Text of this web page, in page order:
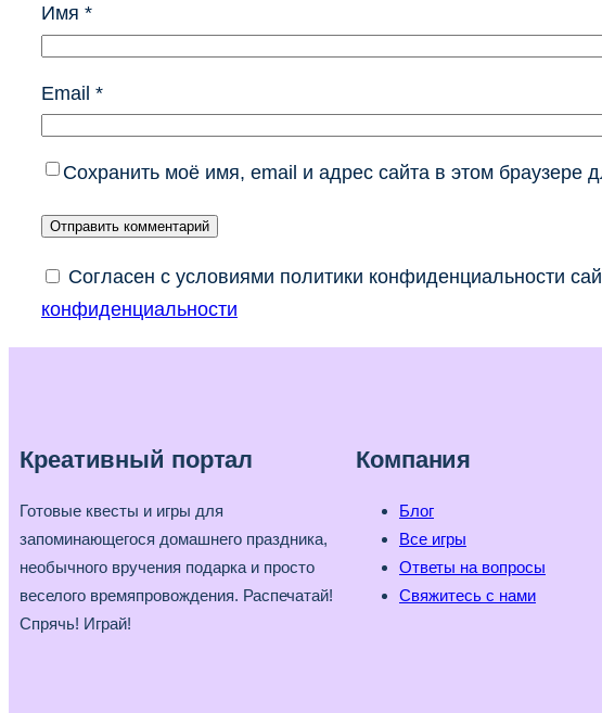
Имя *
Email *
Сохранить моё имя, email и адрес сайта в этом
Согласен с условиями политики конфиденциальности
конфиденциальности
Креативный портал
Готовые квесты и игры для
запоминающегося домашнего праздника,
необычного вручения подарка и просто
веселого времяпровождения. Распечатай!
Спрячь! Играй!
Компания
Блог
Все игры
Ответы на вопросы
Свяжитесь с нами